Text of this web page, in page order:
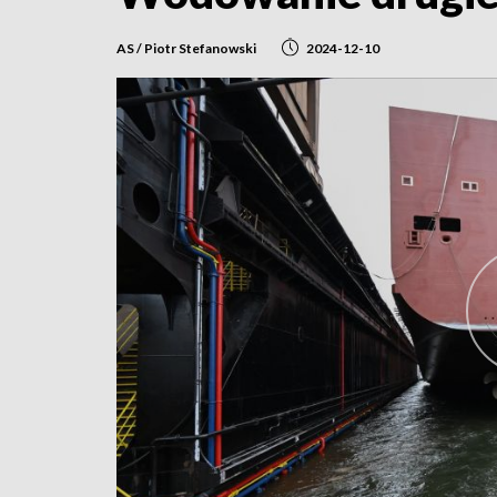
AS / Piotr Stefanowski 2024-12-10